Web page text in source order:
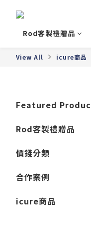
Rod客製禮贈品
View All icure商品
Featured
Rod客製禮贈品
價錢分類
合作案例
icure商品